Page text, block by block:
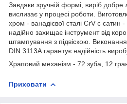
Завдяки зручній формі, виріб добре
вислизає у процесі роботи.
хром - ванадієвої сталі CrV с
надійно захищає інструмент від
штампування з підвіскою.
DIN 3113А гарантує надійність
Храповий механізм - 72 зуба, 12
Приховати